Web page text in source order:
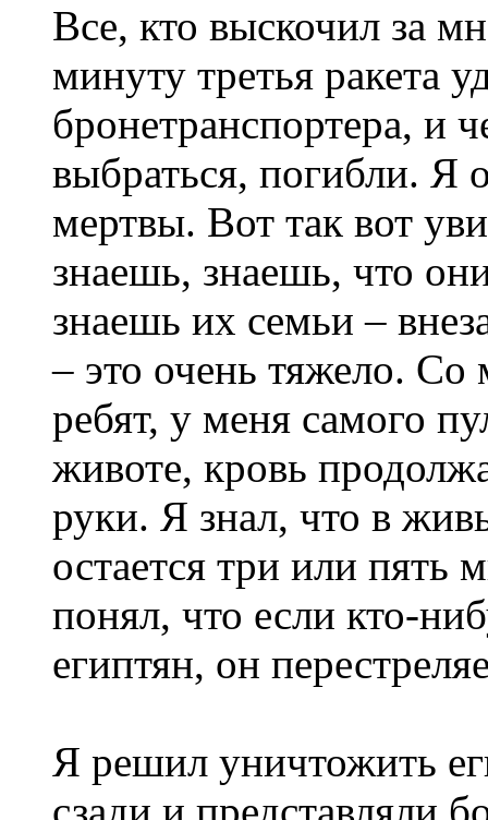
Все, кто выскочил за
минуту третья ракета
бронетранспортера, и
выбраться, погибли. Я
мертвы. Вот так вот
знаешь, знаешь, что
знаешь их семьи –
– это очень тяжело.
ребят, у меня самого
животе, кровь
руки. Я знал, что в
остается три или пять
понял, что если кто-
египтян, он
Я решил уничтожить
сзади и представляли